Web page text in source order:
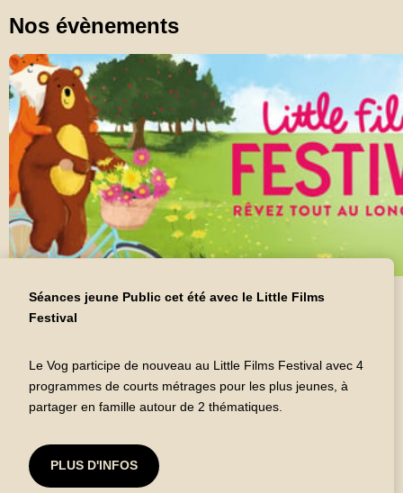
Nos évènements
Séances jeune Public cet été avec le Little Films
Festival
Le Vog participe de nouveau au Little Films Festival avec 4
programmes de courts métrages pour les plus jeunes, à
partager en famille autour de 2 thématiques.
PLUS D'INFOS